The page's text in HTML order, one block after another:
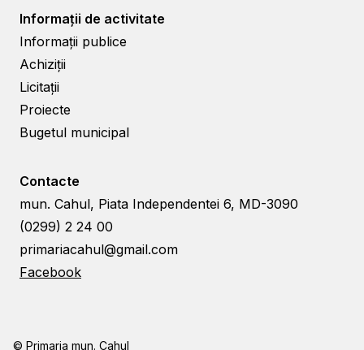
Informații de activitate
Informații publice
Achiziții
Licitații
Proiecte
Bugetul municipal
Contacte
mun. Cahul, Piata Independentei 6, MD-3090
(0299) 2 24 00
primariacahul@gmail.com
Facebook
© Primaria mun. Cahul